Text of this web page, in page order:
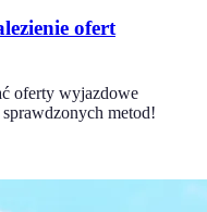
ofert
oferty wyjazdowe
metod!